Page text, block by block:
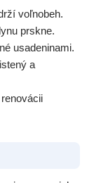
voľnobeh.
prskne.
usadeninami.
a